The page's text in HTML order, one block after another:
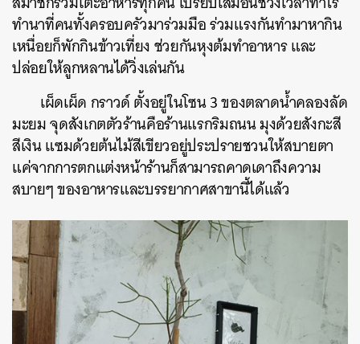
ทำนาที่คนทั้งครอบครัวมาร่วมมือ ร่วมแรงกันทำมาหากิน
เหนื่อยก็พักกินข้าวเที่ยง ช่วยกันหุงต้มทำอาหาร และ
ปล่อยให้ลูกหลานได้วิ่งเล่นกัน
เผ็ดเผ็ด กราวด์ ตั้งอยู่ในโซน 3 ของตลาดน้ำคลองลัด
มะยม จุดสังเกตตัวร้านคือร้านแรกริมถนน มุงด้วยสังกะสี
สีเงิน แซมด้วยต้นไม้สีเขียวอยู่ประปรายชวนให้สบายตา
แค่จากการตกแต่งหน้าร้านก็สามารถคาดเดาถึงความ
สบายๆ ของอาหารและบรรยากาศสาขานี้ได้แล้ว